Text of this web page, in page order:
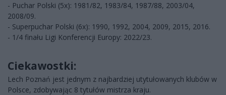
- Puchar Polski (5x): 1981/82, 1983/84, 1987/88, 2003/04,
2008/09.
- Superpuchar Polski (6x): 1990, 1992, 2004, 2009, 2015, 2016.
- 1/4 finału Ligi Konferencji Europy: 2022/23.
Ciekawostki:
Lech Poznań jest jednym z najbardziej utytułowanych klubów w
Polsce, zdobywając 8 tytułów mistrza kraju.